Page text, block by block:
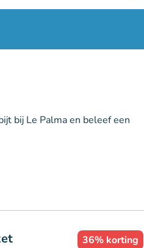
bij Le Palma en beleef een
36% korting